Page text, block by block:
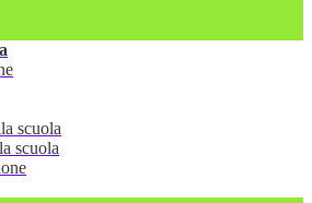
scuola
scuola